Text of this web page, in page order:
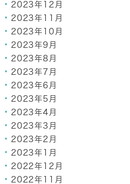
2023年12月
2023年11月
2023年10月
2023年9月
2023年8月
2023年7月
2023年6月
2023年5月
2023年4月
2023年3月
2023年2月
2023年1月
2022年12月
2022年11月